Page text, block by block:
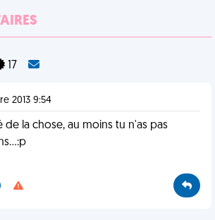
17
2013 9:54
de la chose, au moins tu n'as pas